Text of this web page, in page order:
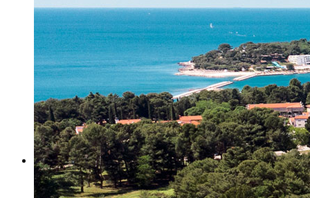
Zavod za poljoprivredu i prehranu
Zavod za ekonomiku i razvoj poljoprivrede
Zavod za turizam
Pokusno poljoprivredno imanje
Zaposlenici
Euraxess
Misija i vizija
Upravno Vijeće
Rad Upravnog vijeća
Znanstveno Vijeće
Rad Znanstvenog vijeća
Etičko povjerenstvo